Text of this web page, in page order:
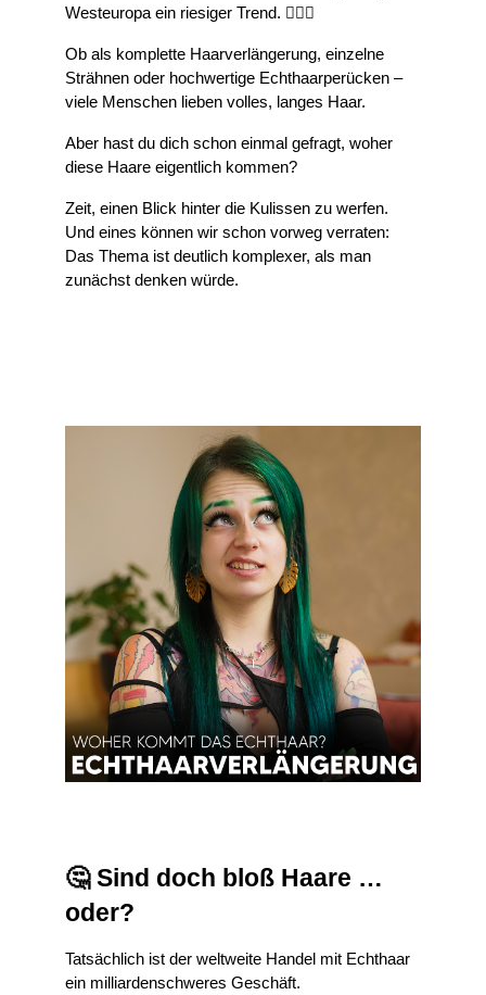
Westeuropa ein riesiger Trend. 💇‍♀️✨
Ob als komplette Haarverlängerung, einzelne
Strähnen oder hochwertige Echthaarperücken –
viele Menschen lieben volles, langes Haar.
Aber hast du dich schon einmal gefragt, woher
diese Haare eigentlich kommen?
Zeit, einen Blick hinter die Kulissen zu werfen.
Und eines können wir schon vorweg verraten:
Das Thema ist deutlich komplexer, als man
zunächst denken würde.
🤔 Sind doch bloß Haare …
oder?
Tatsächlich ist der weltweite Handel mit Echthaar
ein milliardenschweres Geschäft.